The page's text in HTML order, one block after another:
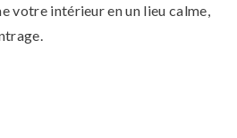
votre intérieur en un lieu calme,